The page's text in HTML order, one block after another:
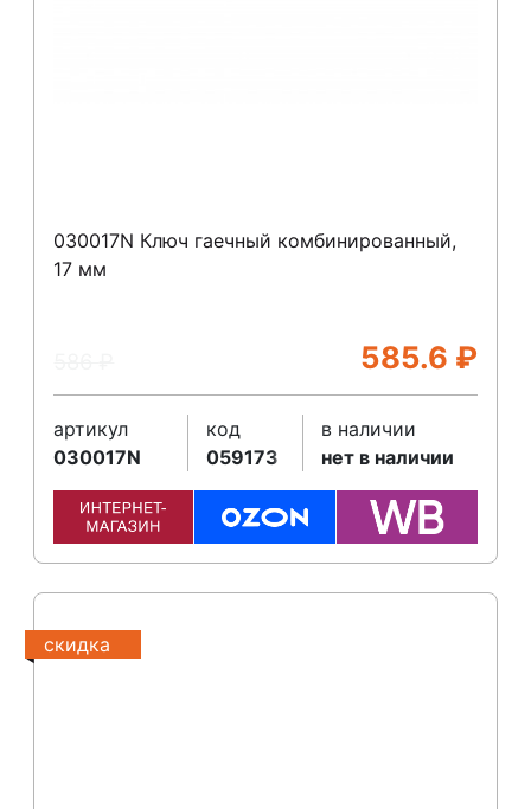
030017N Ключ гаечный комбинированный,
17 мм
585.6 ₽
артикул
030017N
код
059173
в наличии
нет в наличии
скидка